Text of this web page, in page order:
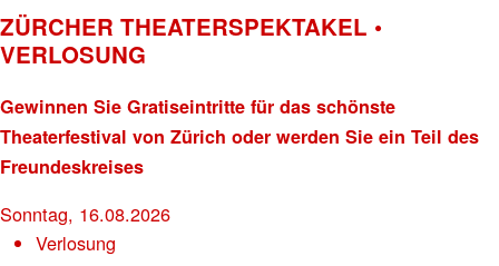
ZÜRCHER THEATERSPEKTAKEL •
VERLOSUNG
Gewinnen Sie Gratiseintritte für das schönste
Theaterfestival von Zürich oder werden Sie ein Teil des
Freundeskreises
Sonntag, 16.08.2026
Verlosung